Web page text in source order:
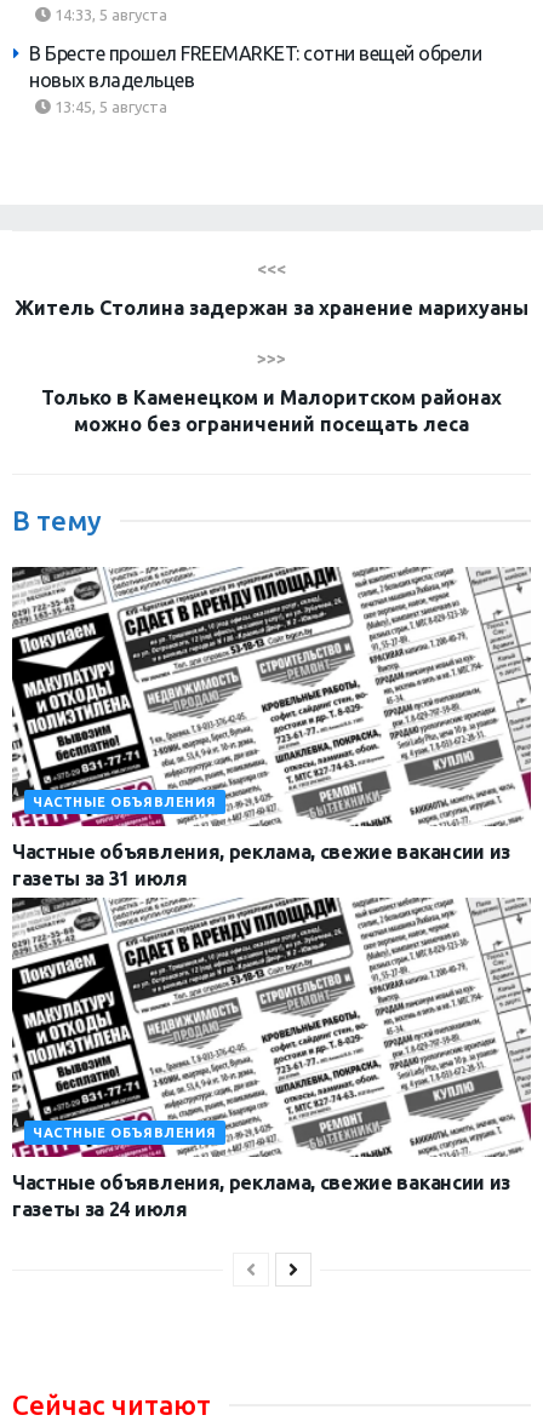
14:33, 5 августа
В Бресте прошел FREEMARKET: сотни вещей обрели
новых владельцев
13:45, 5 августа
<<<
Житель Столина задержан за хранение марихуаны
>>>
Только в Каменецком и Малоритском районах
можно без ограничений посещать леса
В тему
ЧАСТНЫЕ ОБЪЯВЛЕНИЯ
Частные объявления, реклама, свежие вакансии из
газеты за 31 июля
ЧАСТНЫЕ ОБЪЯВЛЕНИЯ
Частные объявления, реклама, свежие вакансии из
газеты за 24 июля
Сейчас читают